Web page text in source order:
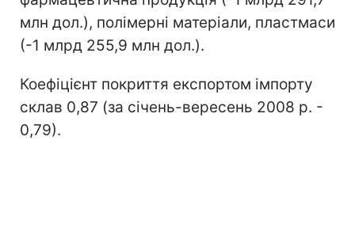
млн дол.), полімерні матеріали, пластмаси
(-1 млрд 255,9 млн дол.).
Коефіцієнт покриття експортом імпорту
склав 0,87 (за січень-вересень 2008 р. -
0,79).